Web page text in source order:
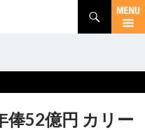
俸52億円 カリー